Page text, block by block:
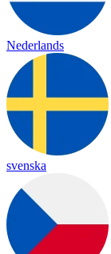
Nederlands
svenska